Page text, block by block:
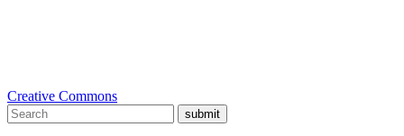
Creative Commons
submit